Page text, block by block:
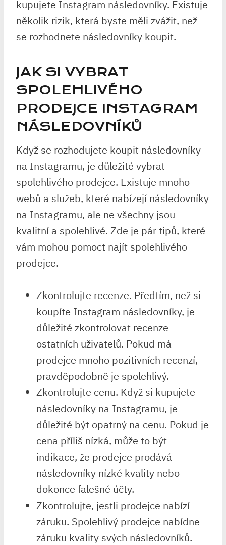
kupujete Instagram následovníky. Existuje
několik rizik, která byste měli zvážit, než
se rozhodnete následovníky koupit.
JAK SI VYBRAT
SPOLEHLIVÉHO
PRODEJCE INSTAGRAM
NÁSLEDOVNÍKŮ
Když se rozhodujete koupit následovníky
na Instagramu, je důležité vybrat
spolehlivého prodejce. Existuje mnoho
webů a služeb, které nabízejí následovníky
na Instagramu, ale ne všechny jsou
kvalitní a spolehlivé. Zde je pár tipů, které
vám mohou pomoct najít spolehlivého
prodejce.
Zkontrolujte recenze. Předtím, než si
koupíte Instagram následovníky, je
důležité zkontrolovat recenze
ostatních uživatelů. Pokud má
prodejce mnoho pozitivních recenzí,
pravděpodobně je spolehlivý.
Zkontrolujte cenu. Když si kupujete
následovníky na Instagramu, je
důležité být opatrný na cenu. Pokud je
cena příliš nízká, může to být
indikace, že prodejce prodává
následovníky nízké kvality nebo
dokonce falešné účty.
Zkontrolujte, jestli prodejce nabízí
záruku. Spolehlivý prodejce nabídne
záruku kvality svých následovníků.